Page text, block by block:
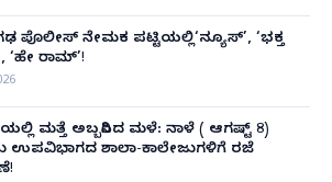
ಪೊಲೀಸ್ ನೇಮಕ ಪಟ್ಟಿಯಲ್ಲಿ‘ನ್ಯೂಸ್’, ‘ಭಕ್ತ
‘ಹೇ ರಾಮ್’!
ಮತ್ತೆ ಅಬ್ಬರಿಸಿದ ಮಳೆ: ನಾಳೆ ( ಆಗಷ್ಟ್ 8)
ಉಪವಿಭಾಗದ ಶಾಲಾ-ಕಾಲೇಜುಗಳಿಗೆ ರಜೆ